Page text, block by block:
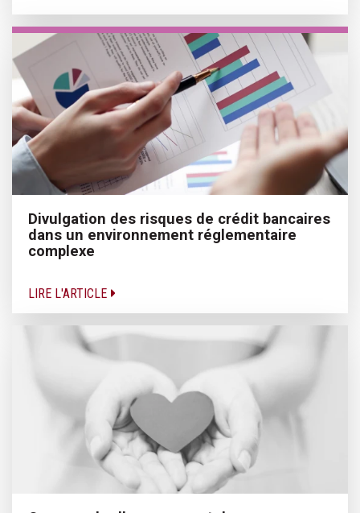
Divulgation des risques de crédit bancaires
dans un environnement réglementaire
complexe
LIRE L'ARTICLE